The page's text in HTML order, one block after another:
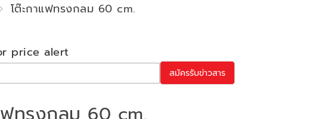
โต๊ะกาแฟทรงกลม 60 cm.
price alert
สมัครรับข่าวสาร